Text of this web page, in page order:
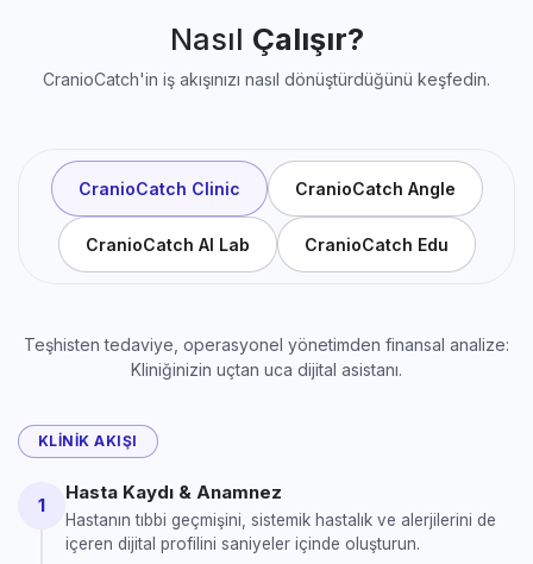
Nasıl Çalışır?
CranioCatch'in iş akışınızı nasıl dönüştürdüğünü keşfedin.
CranioCatch Clinic CranioCatch Angle
CranioCatch AI Lab CranioCatch Edu
Teşhisten tedaviye, operasyonel yönetimden finansal analize:
Kliniğinizin uçtan uca dijital asistanı.
KLINIK AKIŞI
1
Hasta Kaydı & Anamnez
Hastanın tıbbi geçmişini, sistemik hastalık ve alerjilerini de
içeren dijital profilini saniyeler içinde oluşturun.